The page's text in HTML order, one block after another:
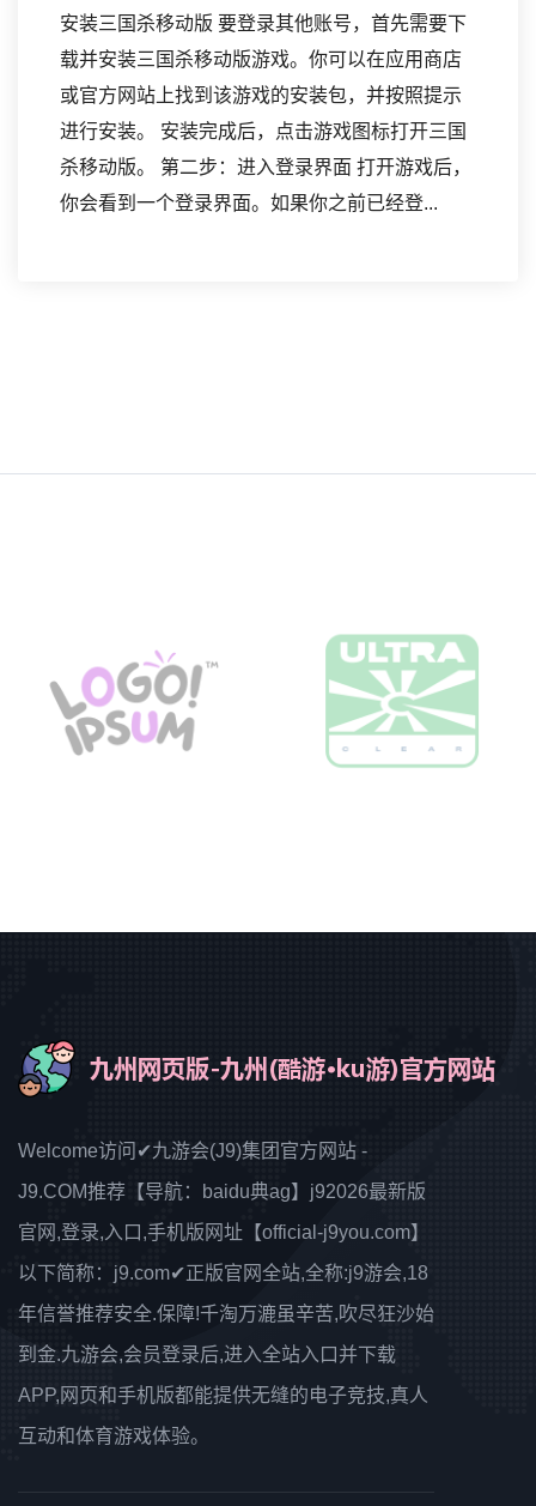
安装三国杀移动版 要登录其他账号，首先需要下
载并安装三国杀移动版游戏。你可以在应用商店
或官方网站上找到该游戏的安装包，并按照提示
进行安装。 安装完成后，点击游戏图标打开三国
杀移动版。 第二步：进入登录界面 打开游戏后，
你会看到一个登录界面。如果你之前已经登...
Welcome访问✔九游会(J9)集团官方网站 -
J9.COM推荐【导航：baidu典ag】j92026最新版
官网,登录,入口,手机版网址【official-j9you.com】
以下简称：j9.com✔正版官网全站,全称:j9游会,18
年信誉推荐安全.保障!千淘万漉虽辛苦,吹尽狂沙始
到金.九游会,会员登录后,进入全站入口并下载
APP,网页和手机版都能提供无缝的电子竞技,真人
互动和体育游戏体验。